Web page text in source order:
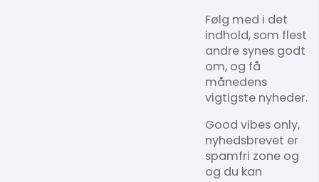
Følg med i det
indhold, som flest
andre synes godt
om, og få
månedens
vigtigste nyheder.
Good vibes only,
nyhedsbrevet er
spamfri zone og
og du kan